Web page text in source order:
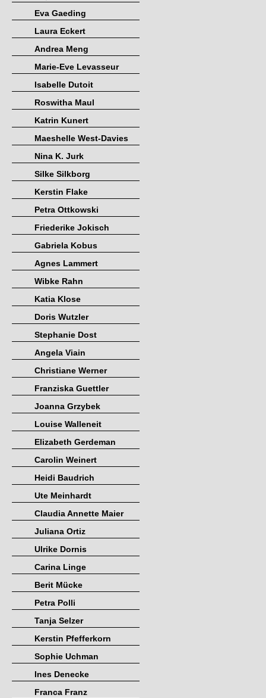
Eva Gaeding
Laura Eckert
Andrea Meng
Marie-Eve Levasseur
Isabelle Dutoit
Roswitha Maul
Katrin Kunert
Maeshelle West-Davies
Nina K. Jurk
Silke Silkborg
Kerstin Flake
Petra Ottkowski
Friederike Jokisch
Gabriela Kobus
Agnes Lammert
Wibke Rahn
Katia Klose
Doris Wutzler
Stephanie Dost
Angela Viain
Christiane Werner
Franziska Guettler
Joanna Grzybek
Louise Walleneit
Elizabeth Gerdeman
Carolin Weinert
Heidi Baudrich
Ute Meinhardt
Claudia Annette Maier
Juliana Ortiz
Ulrike Dornis
Carina Linge
Berit Mücke
Petra Polli
Tanja Selzer
Kerstin Pfefferkorn
Sophie Uchman
Ines Denecke
Franca Franz